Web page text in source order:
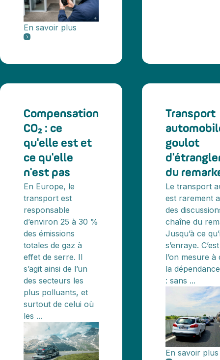
En savoir plus
Compensation
CO₂ : ce
qu'elle est et
ce qu'elle
n'est pas
En Europe, le
transport est
responsable
d’environ 25 à 30 %
des émissions
totales de gaz à
effet de serre. Il
s’agit ainsi de l’un
des secteurs les
plus polluants, et
surtout de celui où
les ...
Transport
goulot
du
Le transport
est rarement
des
chaîne du
Jusqu’à ce
s’enraye.
l’on mesure
la
: sans ...
En savoir plus